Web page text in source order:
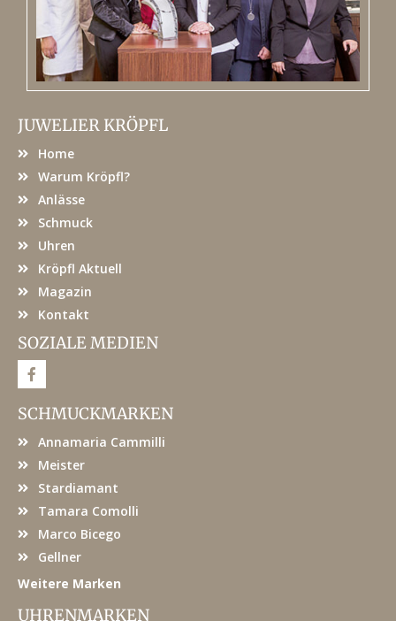
JUWELIER KRÖPFL
Home
Warum Kröpfl?
Anlässe
Schmuck
Uhren
Kröpfl Aktuell
Magazin
Kontakt
SOZIALE MEDIEN
F
a
e
b
o
SCHMUCKMARKEN
Annamaria Cammilli
Meister
Stardiamant
Tamara Comolli
Marco Bicego
Gellner
Weitere Marken
UHRENMARKEN